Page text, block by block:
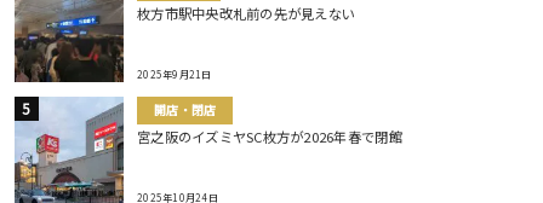
枚方市駅中央改札前の先が見えない
2025年9月21日
開店・閉店
宮之阪のイズミヤSC枚方が2026年春で閉館
2025年10月24日